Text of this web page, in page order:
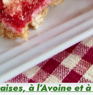
à l’Avoine et